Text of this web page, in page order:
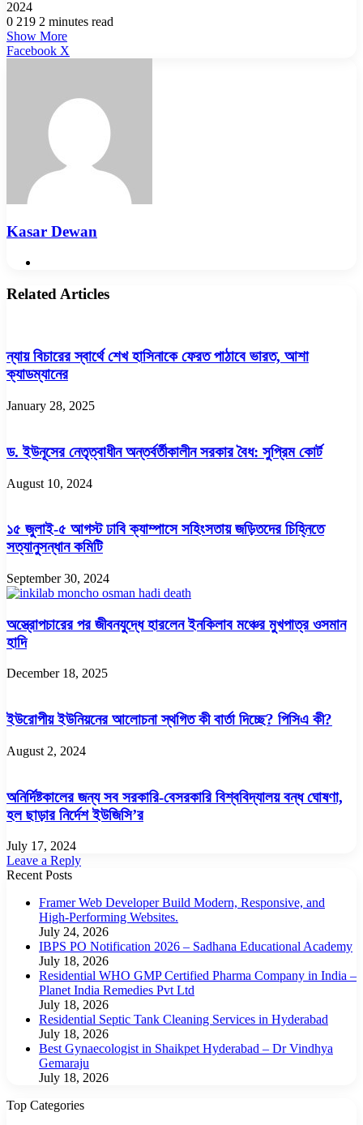
2024
0 219 2 minutes read
Show More
Facebook X
Kasar Dewan
Related Articles
ন্যায় বিচারের স্বার্থে শেখ হাসিনাকে ফেরত পাঠাবে ভারত, আশা
ক্যাডম্যানের
January 28, 2025
ড. ইউনূসের নেতৃত্বাধীন অন্তর্বর্তীকালীন সরকার বৈধ: সুপ্রিম কোর্ট
August 10, 2024
১৫ জুলাই-৫ আগস্ট ঢাবি ক্যাম্পাসে সহিংসতায় জড়িতদের চিহ্নিতে
সত্যানুসন্ধান কমিটি
September 30, 2024
অস্ত্রোপচারের পর জীবনযুদ্ধে হারলেন ইনকিলাব মঞ্চের মুখপাত্র ওসমান
হাদি
December 18, 2025
ইউরোপীয় ইউনিয়নের আলোচনা স্থগিত কী বার্তা দিচ্ছে? পিসিএ কী?
August 2, 2024
অনির্দিষ্টকালের জন্য সব সরকারি-বেসরকারি বিশ্ববিদ্যালয় বন্ধ ঘোষণা,
হল ছাড়ার নির্দেশ ইউজিসি’র
July 17, 2024
Leave a Reply
Recent Posts
Framer Web Developer Build Modern, Responsive, and
High-Performing Websites.
July 24, 2026
IBPS PO Notification 2026 – Sadhana Educational Academy
July 18, 2026
Residential WHO GMP Certified Pharma Company in India –
Planet India Remedies Pvt Ltd
July 18, 2026
Residential Septic Tank Cleaning Services in Hyderabad
July 18, 2026
Best Gynaecologist in Shaikpet Hyderabad – Dr Vindhya
Gemaraju
July 18, 2026
Top Categories